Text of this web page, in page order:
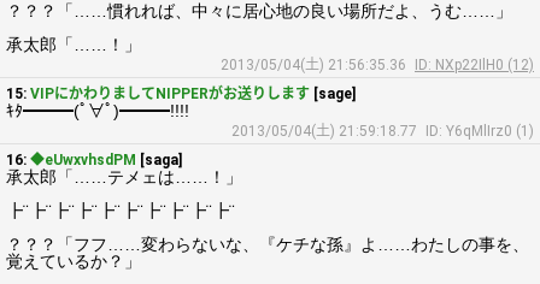
？？？「……慣れれば、中々に居心地の良い場所だよ、うむ……」
承太郎「……！」
2013/05/04(土) 21:56:35.36
ID: NXp22IlH0 (12)
15: VIPにかわりましてNIPPERがお送りします [sage]
ｷﾀ━━━(ﾟ∀ﾟ)━━━!!!!
2013/05/04(土) 21:59:18.77
ID: Y6qMlIrz0 (1)
16: ◆eUwxvhsdPM [saga]
承太郎「……テメェは……！」
┣¨┣¨┣¨┣¨┣¨┣¨┣¨┣¨┣¨┣¨
？？？「フフ……変わらないな、『ケチな孫』よ……わたしの事を、
覚えているか？」